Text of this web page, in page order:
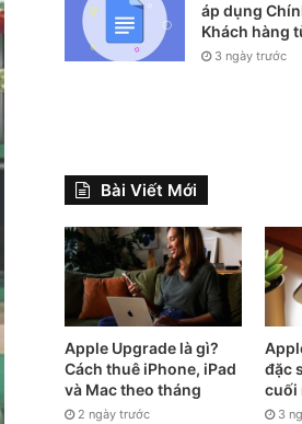
áp dụng
Khách hàng
3 ngày trước
Bài Viết Mới
Apple Upgrade là gì?
Cách thuê iPhone, iPad
và Mac theo tháng
2 ngày trước
đặc
cuối
3